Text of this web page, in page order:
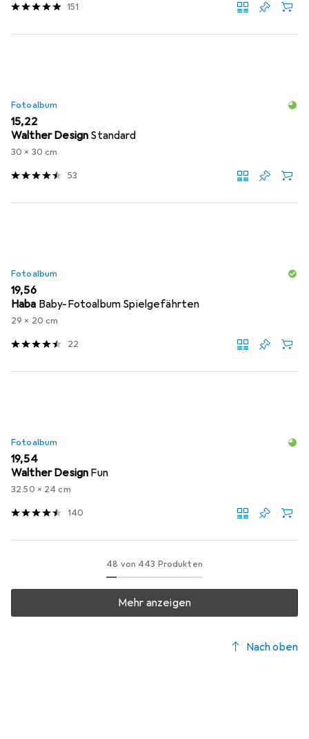
151
Fotoalbum
EUR
15,22
Walther Design Standard
30 x 30 cm
53
Fotoalbum
EUR
19,56
Haba Baby-Fotoalbum Spielgefährten
29 x 20 cm
22
Fotoalbum
EUR
19,54
Walther Design Fun
32.50 x 24 cm
140
48 von 443 Produkten
Mehr anzeigen
Nach oben